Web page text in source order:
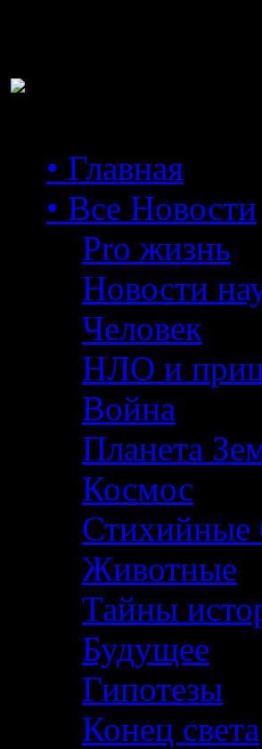
• Главная
• Все Новости
Pro жизнь
Новости
Человек
НЛО и
Война
Планета
Космос
Стихийные
Животные
Тайны
Будущее
Гипотезы
Конец света